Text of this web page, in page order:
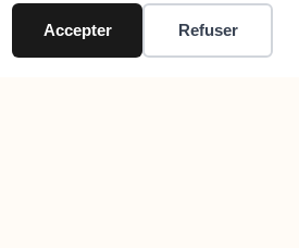
Accepter Refuser